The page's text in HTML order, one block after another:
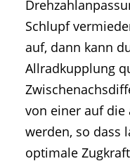
Schlupf
auf, dann kann
Allradkupplung
von einer auf die
werden, so dass
optimale